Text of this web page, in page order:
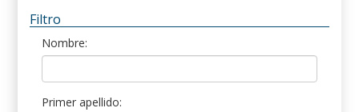
Filtro
Nombre:
Primer apellido: